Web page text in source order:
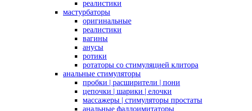
реалистики
мастурбаторы
оригинальные
реалистики
вагины
анусы
ротики
ротаторы со стимуляцией клитора
анальные стимуляторы
пробки | расширители | пони
цепочки | шарики | елочки
массажеры | стимуляторы простаты
анальные фаллоимитаторы